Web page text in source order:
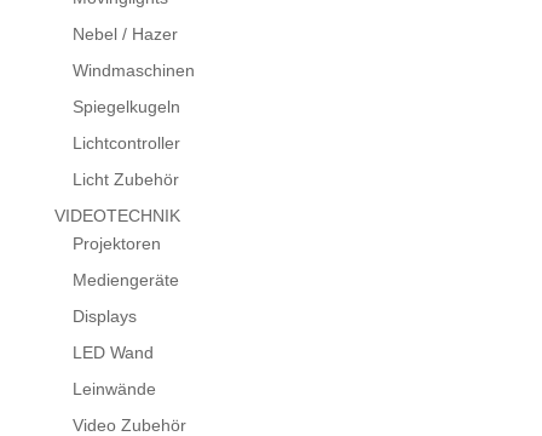
Nebel / Hazer
Windmaschinen
Spiegelkugeln
Lichtcontroller
Licht Zubehör
VIDEOTECHNIK
Projektoren
Mediengeräte
Displays
LED Wand
Leinwände
Video Zubehör